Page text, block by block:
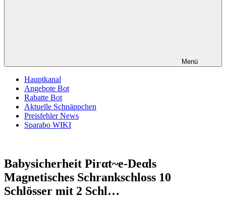
Menü
Hauptkanal
Angebote Bot
Rabatte Bot
Aktuelle Schnäppchen
Preisfehler News
Sparabo WIKI
Babysicherheit Pirαt~е-Dеαls
Magnetisches Schrankschloss 10
Schlösser mit 2 Schl…